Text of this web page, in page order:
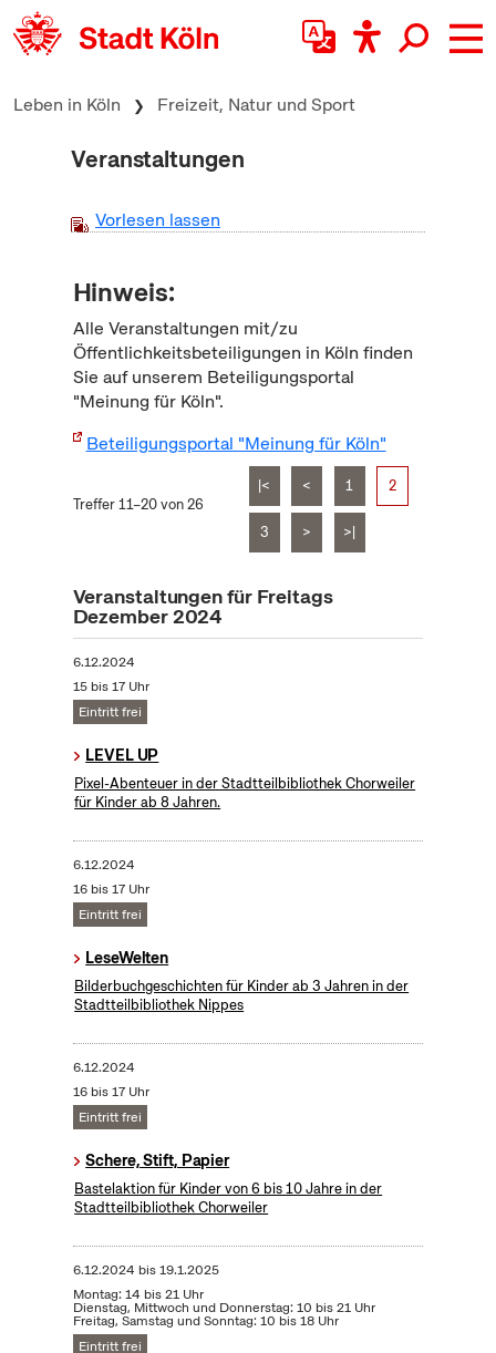
zum Inhalt springen
Leben in Köln Freizeit, Natur und Sport
Veranstaltungen
Vorlesen lassen
Hinweis:
Alle Veranstaltungen mit/zu
Öffentlichkeitsbeteiligungen in Köln finden
Sie auf unserem Beteiligungsportal
"Meinung für Köln".
Beteiligungsportal "Meinung für Köln"
Treffer 11–20 von 26
|< < 1 2
3 > >|
Veranstaltungen für Freitags
Dezember 2024
6.12.2024
15 bis 17 Uhr
Eintritt frei
LEVEL UP
Pixel-Abenteuer in der Stadtteilbibliothek Chorweiler
für Kinder ab 8 Jahren.
6.12.2024
16 bis 17 Uhr
Eintritt frei
LeseWelten
Bilderbuchgeschichten für Kinder ab 3 Jahren in der
Stadtteilbibliothek Nippes
6.12.2024
16 bis 17 Uhr
Eintritt frei
Schere, Stift, Papier
Bastelaktion für Kinder von 6 bis 10 Jahre in der
Stadtteilbibliothek Chorweiler
6.12.2024 bis19.1.2025
Montag: 14 bis 21 Uhr
Dienstag, Mittwoch und Donnerstag: 10 bis 21 Uhr
Freitag, Samstag und Sonntag: 10 bis 18 Uhr
Eintritt frei